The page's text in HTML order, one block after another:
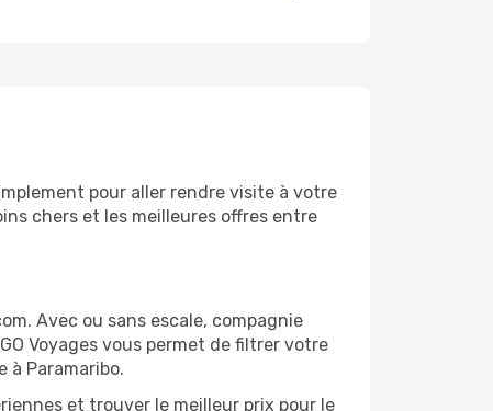
pour aller rendre visite à votre
chers et les meilleures offres entre
Avec ou sans escale, compagnie
Voyages vous permet de filtrer votre
à Paramaribo.
et trouver le meilleur prix pour le